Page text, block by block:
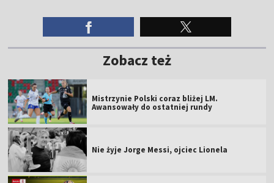
Zobacz też
Mistrzynie Polski coraz bliżej LM.
Awansowały do ostatniej rundy
Nie żyje Jorge Messi, ojciec Lionela